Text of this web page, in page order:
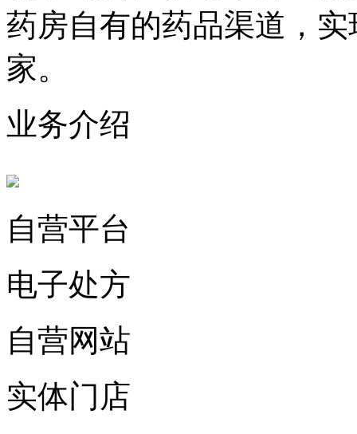
药房自有的药品渠道，
家。
业务介绍
自营平台
电子处方
自营网站
实体门店